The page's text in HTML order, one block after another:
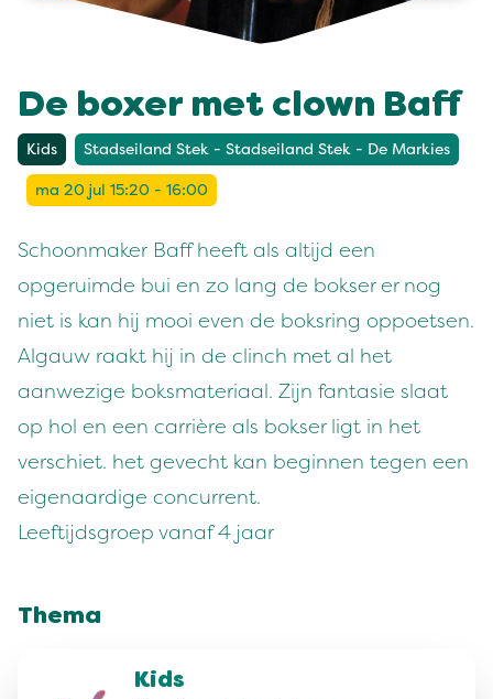
De boxer met clown Baff
Kids Stadseiland Stek - Stadseiland Stek - De Markies
ma 20 jul 15:20 - 16:00
Schoonmaker Baff heeft als altijd een
opgeruimde bui en zo lang de bokser er nog
niet is kan hij mooi even de boksring oppoetsen.
Algauw raakt hij in de clinch met al het
aanwezige boksmateriaal. Zijn fantasie slaat
op hol en een carrière als bokser ligt in het
verschiet. het gevecht kan beginnen tegen een
eigenaardige concurrent.
Leeftijdsgroep vanaf 4 jaar
Thema
Kids